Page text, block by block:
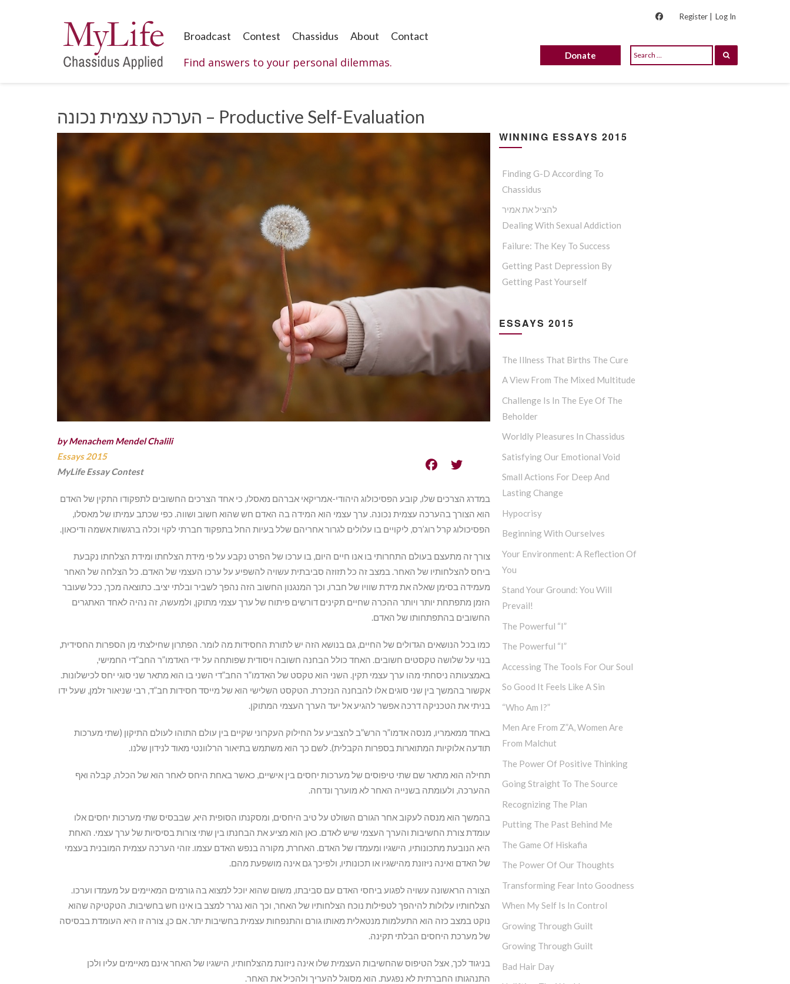
Register | Log In
Broadcast Contest Chassidus About Contact
Find answers to your personal dilemmas. Donate
הערכה עצמית נכונה – Productive Self-Evaluation
by Menachem Mendel Chalili
Essays 2015
MyLife Essay Contest
במדרג הצרכים שלו, קובע הפסיכולוג היהודי-אמריקאי אברהם מאסלו, כי אחד הצרכים החשובים לתפקודו התקין של האדם
הוא הצורך בהערכה עצמית נכונה. ערך עצמי הוא המידה בה האדם חש שהוא חשוב ושווה. כפי שכתב עמיתו של מאסלו,
הפסיכולוג קרל רוג’רס, ליקויים בו עלולים לגרור אחריהם שלל בעיות החל בתפקוד חברתי לקוי וכלה ברגשות אשמה ודיכאון.
צורך זה מתעצם בעולם התחרותי בו אנו חיים היום, בו ערכו של הפרט נקבע על פי מידת הצלחתו ומידת הצלחתו נקבעת
ביחס להצלחותיו של האחר. במצב זה כל תזוזה סביבתית עשויה להשפיע על ערכו העצמי של האדם. כל הצלחה של האחר
מעמידה בסימן שאלה את מידת שוויו של חברו, וכך המנגנון החשוב הזה נהפך לשביר ובלתי יציב. כתוצאה מכך, ככל שעובר
הזמן מתפתחת יותר ויותר ההכרה שחיים תקינים דורשים פיתוח של ערך עצמי מתוקן, ולמעשה, זה נהיה לאחד האתגרים
החשובים בהתפתחותו של האדם.
כמו בכל הנושאים הגדולים של החיים, גם בנושא הזה יש לתורת החסידות מה לומר. הפתרון שחילצתי מן הספרות החסידית,
בנוי על שלושה טקסטים חשובים. האחד כולל הבחנה חשובה ויסודית שפותחה על ידי האדמו”ר החב”די החמישי,
באמצעותה ניסחתי מהו ערך עצמי תקין. השני הוא טקסט של האדמו”ר החב”די השני בו הוא מתאר שני סוגי יחס לכישלונות.
אקשור בהמשך בין שני סוגים אלו להבחנה הנזכרת. הטקסט השלישי הוא של מייסד חסידות חב”ד, רבי שניאור זלמן, שעל ידו
בניתי את הטכניקה דרכה אפשר להגיע אל יעד הערך העצמי המתוקן.
באחד ממאמריו, מנסה אדמו”ר הרש”ב להצביע על החילוק העקרוני שקיים בין עולם התוהו לעולם התיקון (שתי מערכות
תודעה אלוקיות המתוארות בספרות הקבלית). לשם כך הוא משתמש בתיאור הרלוונטי מאוד לנידון שלנו.
תחילה הוא מתאר שם שתי טיפוסים של מערכות יחסים בין אישיים, כאשר באחת היחס לאחר הוא של הכלה, קבלה ואף
ההערכה, ולעומתה בשנייה האחר לא מוערך ונדחה.
בהמשך הוא מנסה לעקוב אחר הגורם השולט על טיב היחסים, ומסקנתו הסופית היא, שבבסיס שתי מערכות יחסים אלו
עומדת צורת החשיבות והערך העצמי שיש לאדם. כאן הוא מציע את הבחנתו בין שתי צורות בסיסיות של ערך עצמי. האחת
היא הנובעת מתכונותיו, הישגיו ומעמדו של האדם. האחרת, מקורה בנפש האדם עצמו. זוהי הערכה עצמית המובנית בעצמי
של האדם ואינה ניזונת מהישגיו או תכונותיו, ולפיכך גם אינה מושפעת מהם.
הצורה הראשונה עשויה לפגוע ביחסי האדם עם סביבתו, משום שהוא יוכל למצוא בה גורמים המאיימים על מעמדו וערכו.
הצלחותיו עלולות להיהפך לטפילות נוכח הצלחותיו של האחר, וכך הוא נגרר למצב בו אינו חש בחשיבות. הטקטיקה שהוא
נוקט במצב כזה הוא התעלמות מנטאלית מאותו גורם והתנפחות עצמית בחשיבות יתר. אם כן, צורה זו היא העומדת בבסיסה
של מערכת היחסים הבלתי תקינה.
בניגוד לכך, אצל הטיפוס שהחשיבות העצמית שלו אינה ניזונת מהצלחותיו, הישגיו של האחר אינם מאיימים עליו ולכן
התנהגותו החברתית לא נפגעת. הוא מסוגל להעריך ולהכיל את האחר.
WINNING ESSAYS 2015
Finding G-D According To
Chassidus
להציל את אמיר
Dealing With Sexual Addiction
Failure: The Key To Success
Getting Past Depression By
Getting Past Yourself
ESSAYS 2015
The Illness That Births The Cure
A View From The Mixed Multitude
Challenge Is In The Eye Of The
Beholder
Worldly Pleasures In Chassidus
Satisfying Our Emotional Void
Small Actions For Deep And
Lasting Change
Hypocrisy
Beginning With Ourselves
Your Environment: A Reflection Of
You
Stand Your Ground: You Will
Prevail!
The Powerful “I”
The Powerful “I”
Accessing The Tools For Our Soul
So Good It Feels Like A Sin
“Who Am I?”
Men Are From Z”a, Women Are
From Malchut
The Power Of Positive Thinking
Going Straight To The Source
Recognizing The Plan
Putting The Past Behind Me
The Game Of Hiskafia
The Power Of Our Thoughts
Transforming Fear Into Goodness
When My Self Is In Control
Growing Through Guilt
Growing Through Guilt
Bad Hair Day